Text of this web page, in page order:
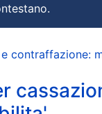
contraffazione: